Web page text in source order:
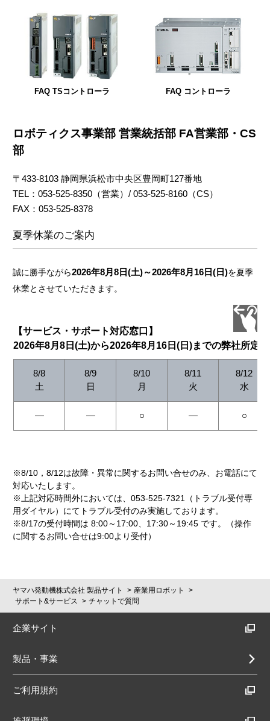
FAQ TSコントローラ FAQ コントローラ
ロボティクス事業部 営業統括部 FA営業部・CS
部
〒433-8103 静岡県浜松市中央区豊岡町127番地
TEL：053-525-8350（営業）/ 053-525-8160（CS）
FAX：053-525-8378
夏季休業のご案内
誠に勝手ながら2026年8月8日(土)～2026年8月16日(日)を夏季
休業とさせていただきます。
【サービス・サポート対応窓口】
2026年8月8日(土)から2026年8月16日(日)までの弊社所定
8/8
土
8/9
日
8/10
月
8/11
火
8/12
水
― ― ○ ― ○
※8/10，8/12は故障・異常に関するお問い合せのみ、お電話にて
対応いたします。
※上記対応時間外においては、053-525-7321（トラブル受付専
用ダイヤル）にてトラブル受付のみ実施しております。
※8/17の受付時間は 8:00～17:00、17:30～19:45 です。（操作
に関するお問い合せは9:00より受付）
ヤマハ発動機株式会社 製品サイト
産業用ロボット
サポート&サービス
チャットで質問
企業サイト
製品・事業
ご利用規約